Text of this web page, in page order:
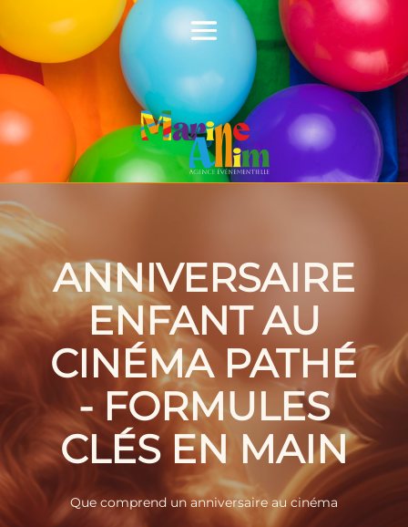
ANNIVERSAIRE
ENFANT AU
CINÉMA PATHÉ
- FORMULES
CLÉS EN MAIN
Que comprend un anniversaire au cinéma